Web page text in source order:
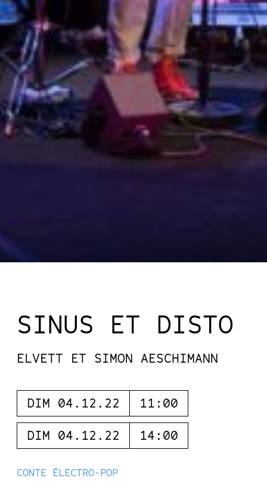
SINUS ET DISTO
ELVETT ET SIMON AESCHIMANN
DIM 04.12.22 11:00
DIM 04.12.22 14:00
CONTE ÉLECTRO-POP